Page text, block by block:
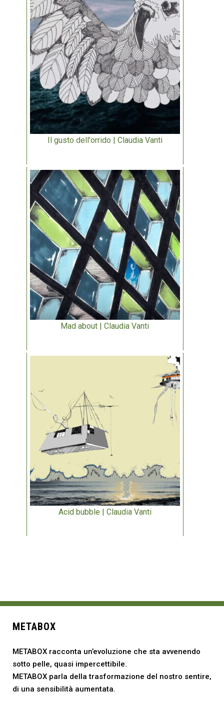
Il gusto dell'orrido | Claudia Vanti
Mad about | Claudia Vanti
Acid bubble | Claudia Vanti
METABOX
METABOX racconta un’evoluzione che sta avvenendo
sotto pelle, quasi impercettibile.
METABOX parla della trasformazione del nostro sentire,
di una sensibilità aumentata.